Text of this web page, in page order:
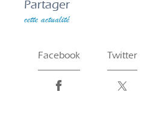
Partager
cette actualité
Facebook Twitter